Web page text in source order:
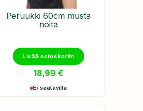
Peruukki 60cm musta
noita
Lisää ostoskoriin
18,99 €
Ei saatavilla